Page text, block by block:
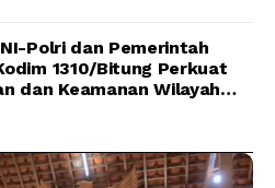
Polri dan Pemerintah
1310/Bitung Perkuat
dan Keamanan Wilayah